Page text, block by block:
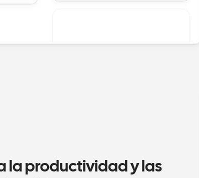
la productividad y las